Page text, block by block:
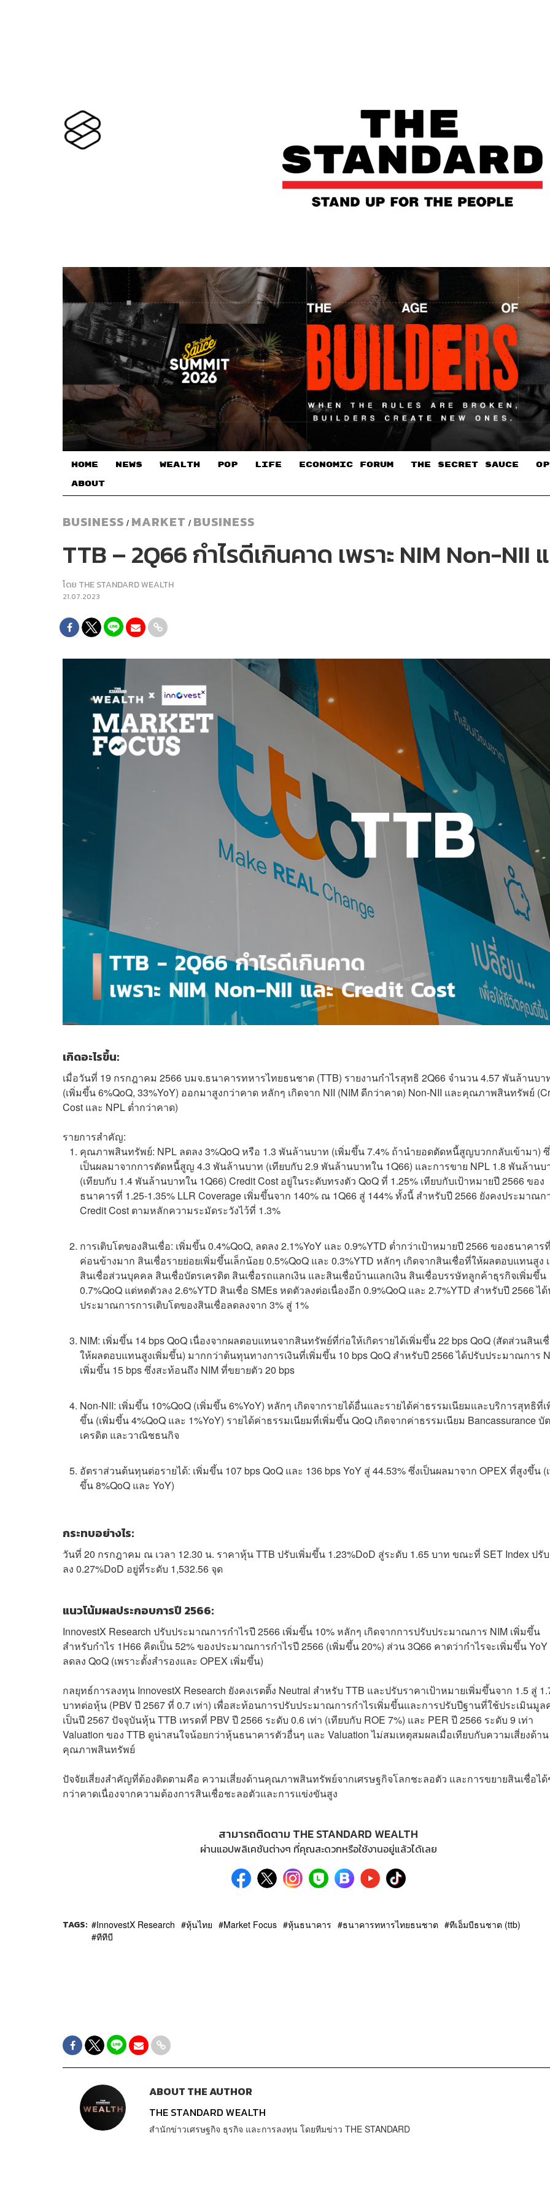
HOME NEWS WEALTH POP LIFE ECONOMIC FORUM THE SECRET SAUCE​
ABOUT
BUSINESS / MARKET / BUSINESS
TTB – 2Q66 กำไรดีเกินคาด เพราะ NIM Non-NII
โดย THE STANDARD WEALTH
21.07.2023
เกิดอะไรขึ้น:
เมื่อวันที่ 19 กรกฎาคม 2566 บมจ.ธนาคารทหารไทยธนชาต (TTB) รายงานกำไรสุทธิ 2Q66 จำนวน 4.57 พันล้านบา
(เพิ่มขึ้น 6%QoQ, 33%YoY) ออกมาสูงกว่าคาด หลักๆ เกิดจาก NII (NIM ดีกว่าคาด) Non-NII และคุณภาพสินทรัพย์
Cost และ NPL ต่ำกว่าคาด)
รายการสำคัญ:
คุณภาพสินทรัพย์: NPL ลดลง 3%QoQ หรือ 1.3 พันล้านบาท (เพิ่มขึ้น 7.4% ถ้านำยอดตัดหนี้สูญบวกกลับเข้ามา)
เป็นผลมาจากการตัดหนี้สูญ 4.3 พันล้านบาท (เทียบกับ 2.9 พันล้านบาทใน 1Q66) และการขาย NPL 1.8 พันล้านบ
(เทียบกับ 1.4 พันล้านบาทใน 1Q66) Credit Cost อยู่ในระดับทรงตัว QoQ ที่ 1.25% เทียบกับเป้าหมายปี 2566 ของ
ธนาคารที่ 1.25-1.35% LLR Coverage เพิ่มขึ้นจาก 140% ณ 1Q66 สู่ 144% ทั้งนี้ สำหรับปี 2566 ยังคงประมาณก
Credit Cost ตามหลักความระมัดระวังไว้ที่ 1.3%
การเติบโตของสินเชื่อ: เพิ่มขึ้น 0.4%QoQ, ลดลง 2.1%YoY และ 0.9%YTD ต่ำกว่าเป้าหมายปี 2566 ของธนาคาร
ค่อนข้างมาก สินเชื่อรายย่อยเพิ่มขึ้นเล็กน้อย 0.5%QoQ และ 0.3%YTD หลักๆ เกิดจากสินเชื่อที่ให้ผลตอบแทนสูง
สินเชื่อส่วนบุคคล สินเชื่อบัตรเครดิต สินเชื่อรถแลกเงิน และสินเชื่อบ้านแลกเงิน สินเชื่อบรรษัทลูกค้าธุรกิจเพิ่มขึ้น
0.7%QoQ แต่หดตัวลง 2.6%YTD สินเชื่อ SMEs หดตัวลงต่อเนื่องอีก 0.9%QoQ และ 2.7%YTD สำหรับปี 2566 ไ
ประมาณการการเติบโตของสินเชื่อลดลงจาก 3% สู่ 1%
NIM: เพิ่มขึ้น 14 bps QoQ เนื่องจากผลตอบแทนจากสินทรัพย์ที่ก่อให้เกิดรายได้เพิ่มขึ้น 22 bps QoQ (สัดส่วนสินเ
ให้ผลตอบแทนสูงเพิ่มขึ้น) มากกว่าต้นทุนทางการเงินที่เพิ่มขึ้น 10 bps QoQ สำหรับปี 2566 ได้ปรับประมาณการ
เพิ่มขึ้น 15 bps ซึ่งสะท้อนถึง NIM ที่ขยายตัว 20 bps
Non-NII: เพิ่มขึ้น 10%QoQ (เพิ่มขึ้น 6%YoY) หลักๆ เกิดจากรายได้อื่นและรายได้ค่าธรรมเนียมและบริการสุทธิที่เ
ขึ้น (เพิ่มขึ้น 4%QoQ และ 1%YoY) รายได้ค่าธรรมเนียมที่เพิ่มขึ้น QoQ เกิดจากค่าธรรมเนียม Bancassurance บั
เครดิต และวาณิชธนกิจ
อัตราส่วนต้นทุนต่อรายได้: เพิ่มขึ้น 107 bps QoQ และ 136 bps YoY สู่ 44.53% ซึ่งเป็นผลมาจาก OPEX ที่สูงขึ้น (
ขึ้น 8%QoQ และ YoY)
กระทบอย่างไร:
วันที่ 20 กรกฎาคม ณ เวลา 12.30 น. ราคาหุ้น TTB ปรับเพิ่มขึ้น 1.23%DoD สู่ระดับ 1.65 บาท ขณะที่ SET Index ปรั
ลง 0.27%DoD อยู่ที่ระดับ 1,532.56 จุด
แนวโน้มผลประกอบการปี 2566:
InnovestX Research ปรับประมาณการกำไรปี 2566 เพิ่มขึ้น 10% หลักๆ เกิดจากการปรับประมาณการ NIM เพิ่มขึ้น
สำหรับกำไร 1H66 คิดเป็น 52% ของประมาณการกำไรปี 2566 (เพิ่มขึ้น 20%) ส่วน 3Q66 คาดว่ากำไรจะเพิ่มขึ้น
ลดลง QoQ (เพราะตั้งสำรองและ OPEX เพิ่มขึ้น)
กลยุทธ์การลงทุน InnovestX Research ยังคงเรตติ้ง Neutral สำหรับ TTB และปรับราคาเป้าหมายเพิ่มขึ้นจาก 1.5 สู่
บาทต่อหุ้น (PBV ปี 2567 ที่ 0.7 เท่า) เพื่อสะท้อนการปรับประมาณการกำไรเพิ่มขึ้นและการปรับปีฐานที่ใช้ประเมินมูล
เป็นปี 2567 ปัจจุบันหุ้น TTB เทรดที่ PBV ปี 2566 ระดับ 0.6 เท่า (เทียบกับ ROE 7%) และ PER ปี 2566 ระดับ 9 เท่า
Valuation ของ TTB ดูน่าสนใจน้อยกว่าหุ้นธนาคารตัวอื่นๆ และ Valuation ไม่สมเหตุสมผลเมื่อเทียบกับความเสี่ยงด้าน
คุณภาพสินทรัพย์
ปัจจัยเสี่ยงสำคัญที่ต้องติดตามคือ ความเสี่ยงด้านคุณภาพสินทรัพย์จากเศรษฐกิจโลกชะลอตัว และการขยายสินเชื่อได้
กว่าคาดเนื่องจากความต้องการสินเชื่อชะลอตัวและการแข่งขันสูง
สามารถติดตาม THE STANDARD WEALTH
ผ่านแอปพลิเคชันต่างๆ ที่คุณสะดวกหรือใช้งานอยู่แล้วได้เลย
TAGS: InnovestX Research หุ้นไทย Market Focus หุ้นธนาคาร ธนาคารทหารไทยธนชาต
ทีเอ็มบีธนชาต (ttb)
ทีทีบี
ABOUT THE AUTHOR
THE STANDARD WEALTH
สำนักข่าวเศรษฐกิจ ธุรกิจ และการลงทุน โดยทีมข่าว THE STANDARD